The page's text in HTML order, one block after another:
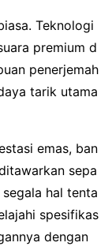
Teknologi
premium d
penerjemah
tarik utama
emas, ban
sepa
hal tenta
spesifikas
dengan